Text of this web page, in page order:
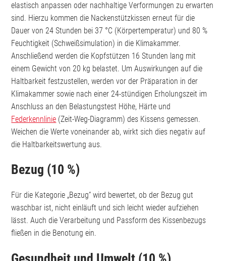
elastisch anpassen oder nachhaltige Verformungen zu erwarten
sind. Hierzu kommen die Nackenstützkissen erneut für die
Dauer von 24 Stunden bei 37 °C (Körpertemperatur) und 80 %
Feuchtigkeit (Schweißsimulation) in die Klimakammer.
Anschließend werden die Kopfstützen 16 Stunden lang mit
einem Gewicht von 20 kg belastet. Um Auswirkungen auf die
Haltbarkeit festzustellen, werden vor der Präparation in der
Klimakammer sowie nach einer 24-stündigen Erholungszeit im
Anschluss an den Belastungstest Höhe, Härte und
Federkennlinie (Zeit-Weg-Diagramm) des Kissens gemessen.
Weichen die Werte voneinander ab, wirkt sich dies negativ auf
die Haltbarkeitswertung aus.
Bezug (10 %)
Für die Kategorie „Bezug“ wird bewertet, ob der Bezug gut
waschbar ist, nicht einläuft und sich leicht wieder aufziehen
lässt. Auch die Verarbeitung und Passform des Kissenbezugs
fließen in die Benotung ein.